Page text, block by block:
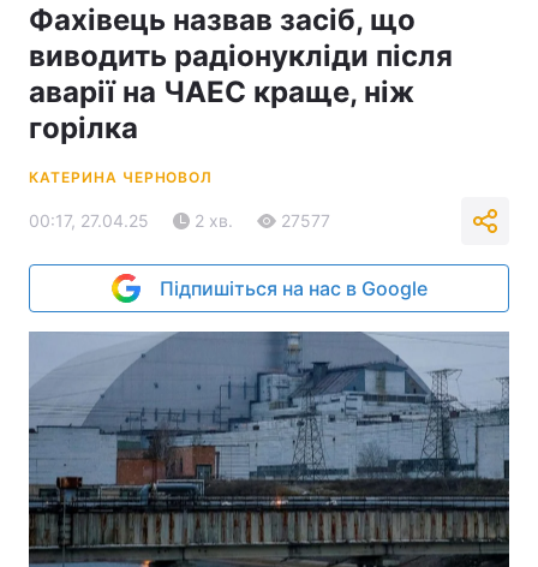
Фахівець назвав засіб, що
виводить радіонукліди після
аварії на ЧАЕС краще, ніж
горілка
КАТЕРИНА ЧЕРНОВОЛ
00:17, 27.04.25 2 хв. 27577
Підпишіться на нас в Google